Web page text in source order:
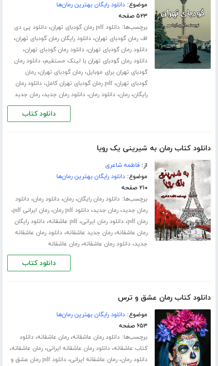
موضوع:دانلود رایگان بهترین رمان‌ها
۵۲۳ صفحه
برچسب‌ها:دانلود pdf رمان گودبای تهران ،دانلود پی دی
اف رمان گودبای تهران،دانلود رایگان رمان گودبای تهران،
دانلود رمان گودبای تهران،دانلود رمان گودبای تهران،
دانلود رمان گودبای تهران با لینک مستقیم،دانلود رمان
گودبای تهران برای موبایل،رمان گودبای تهران،رمان
گودبای تهران،pdf رمان گودبای تهران کامل ،دانلود رمان
رایگان،رمان،دانلود رمان،دانلود رمان جدید،رمان جدید
دانلود کتاب
دانلود کتاب رمان به شیرینی یک رویا
از:فاطمه شاعری
موضوع:دانلود رایگان بهترین رمان‌ها
۲۱۰ صفحه
برچسب‌ها:دانلود رمان رایگان،رمان،دانلود رمان،دانلود
رمان جدید،رمان جدید،دانلود pdf رمان ،رمان ایرانی pdf ،
رمان pdf ،دانلود رمان ایرانی،pdf عاشقانه ،دانلود رایگان
رمان عاشقانه،رمان جدید عاشقانه،دانلود رمان عاشقانه
جدید،دانلود رمان عاشقانه،رمان عاشقانه
دانلود کتاب
دانلود کتاب رمان عشق و ترس
موضوع:دانلود رایگان بهترین رمان‌ها
۶۵۳ صفحه
برچسب‌ها:دانلود رمان عاشقانه،رمان عاشقانه،دانلود
کتاب عاشقانه،دانلود رمان عاشقانه ایرانی،رمان عاشقانه،
دانلود رمان،رمان عاشقانه ایرانی،
دانلود pdf رمان عشق و